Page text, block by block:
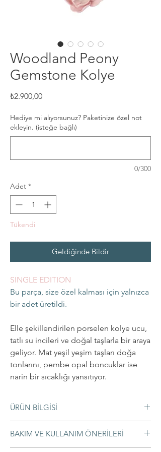
Woodland Peony
Gemstone Kolye
₺2.900,00Fiyat
Hediye mi alıyorsunuz? Paketinize özel not
ekleyin. (isteğe bağlı)
0/300
Adet *
Tükendi
Geldiğinde Bildir
SINGLE EDITION
Bu parça, size özel kalması için yalnızca
bir adet üretildi.
Elle şekillendirilen porselen kolye ucu,
tatlı su incileri ve doğal taşlarla bir araya
geliyor. Mat yeşil yeşim taşları doğa
tonlarını, pembe opal boncuklar ise
narin bir sıcaklığı yansıtıyor.
ÜRÜN BİLGİSİ
◦ Porselen
◦ Tatlı su incisi
BAKIM VE KULLANIM ÖNERİLERİ